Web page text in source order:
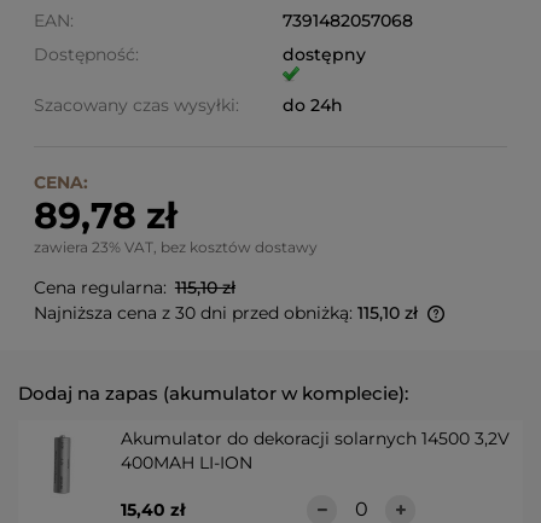
EAN:
7391482057068
Dostępność:
dostępny
Szacowany czas wysyłki: do 24h
CENA:
89,78 zł
zawiera 23% VAT, bez kosztów dostawy
Cena regularna: 115,10 zł
Najniższa cena z 30 dni przed obniżką: 115,10 zł
Dodaj na zapas (akumulator w komplecie):
Akumulator do dekoracji solarnych 14500 3,2V
400MAH LI-ION
15,40 zł